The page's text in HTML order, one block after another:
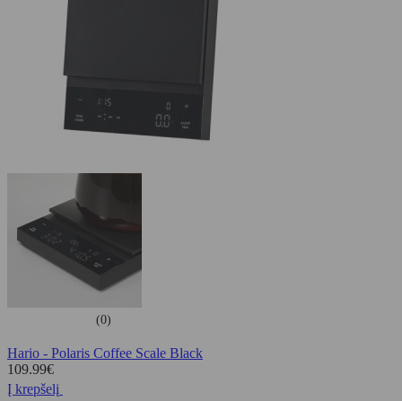
(0)
Hario - Polaris Coffee Scale Black
109.99€
Į krepšelį